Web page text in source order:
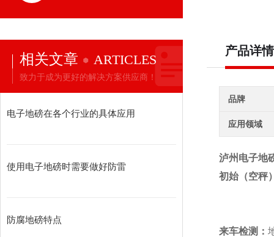
相关文章 ARTICLES
致力于成为更好的解决方案供应商！
电子地磅在各个行业的具体应用
使用电子地磅时需要做好防雷
防腐地磅特点
产品详情
品牌
应用领域
泸州电子地
初始（空秤
来车检测：